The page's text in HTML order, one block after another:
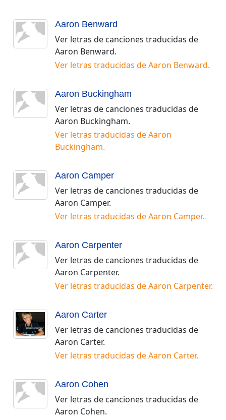
Aaron Benward
Ver letras de canciones traducidas de
Aaron Benward.
Ver letras traducidas deAaron Benward.
Aaron Buckingham
Ver letras de canciones traducidas de
Aaron Buckingham.
Ver letras traducidas deAaron
Buckingham.
Aaron Camper
Ver letras de canciones traducidas de
Aaron Camper.
Ver letras traducidas deAaron Camper.
Aaron Carpenter
Ver letras de canciones traducidas de
Aaron Carpenter.
Ver letras traducidas deAaron Carpenter.
Aaron Carter
Ver letras de canciones traducidas de
Aaron Carter.
Ver letras traducidas deAaron Carter.
Aaron Cohen
Ver letras de canciones traducidas de
Aaron Cohen.